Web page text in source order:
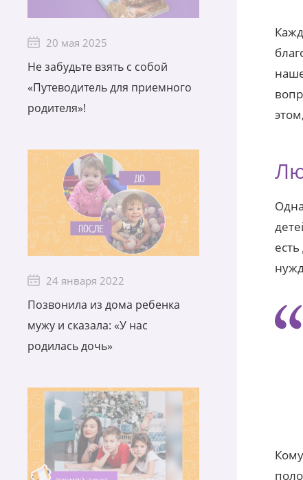
20 мая 2025
Не забудьте взять с собой
«Путеводитель для приемного
родителя»!
24 января 2022
Позвонила из дома ребенка
мужу и сказала: «У нас
родилась дочь»